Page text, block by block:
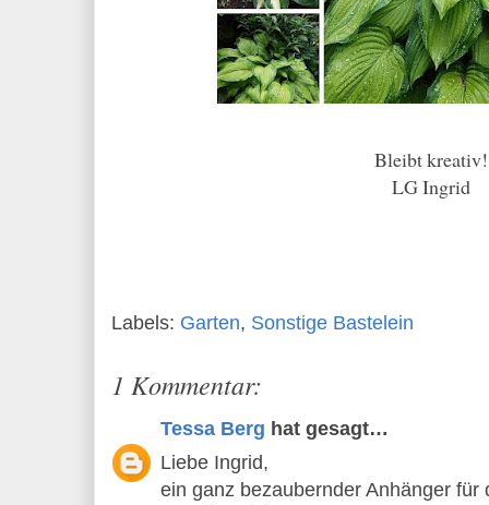
Bleibt kreativ!
LG Ingrid
Labels: Garten, Sonstige Bastelein
1 Kommentar:
Tessa Berg hat gesagt…
Liebe Ingrid,
ein ganz bezaubernder Anhänger für